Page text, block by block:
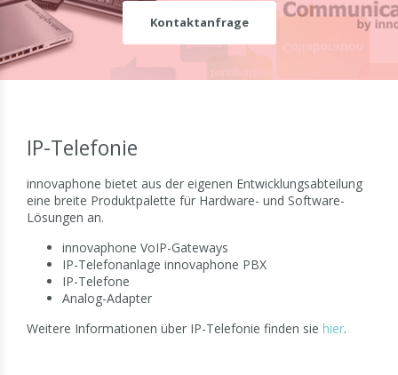
Kontaktanfrage
IP-Telefonie
innovaphone bietet aus der eigenen Entwicklungsabteilung
eine breite Produktpalette für Hardware- und Software-
Lösungen an.
innovaphone VoIP-Gateways
IP-Telefonanlage innovaphone PBX
IP-Telefone
Analog-Adapter
Weitere Informationen über IP-Telefonie finden sie hier.